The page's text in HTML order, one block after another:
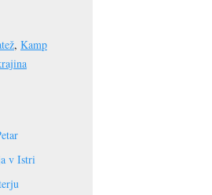
, Kamp
v Istri